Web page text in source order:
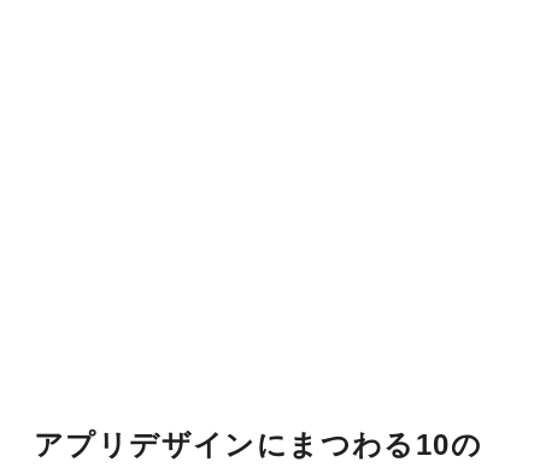
アプリデザインにまつわる10の